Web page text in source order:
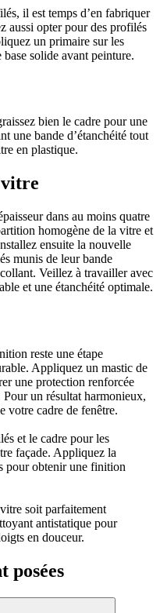
il est temps d’en fabriquer
aussi opter pour des profilés
un primaire sur les
solide avant peinture.
bien le cadre pour une
une bande d’étanchéité tout
en plastique.
dans au moins quatre
homogène de la vitre et
ensuite la nouvelle
munis de leur bande
Veillez à travailler avec
et une étanchéité optimale.
reste une étape
Appliquez un mastic de
une protection renforcée
Pour un résultat harmonieux,
votre cadre de fenêtre.
et le cadre pour les
façade. Appliquez la
pour obtenir une finition
soit parfaitement
antistatique pour
en douceur.
posées